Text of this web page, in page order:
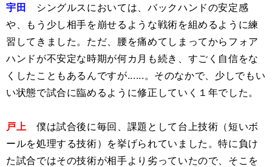
宇田 シングルスにおいては、バックハンドの安定感
や、もう少し相手を崩せるような戦術を組めるように練
習してきました。ただ、腰を痛めてしまってからフォア
ハンドが不安定な時期が何カ月も続き、すごく自信をな
くしたこともあるんですが......。そのなかで、少しでもい
い状態で試合に臨めるように修正していく１年でした。
戸上 僕は試合後に毎回、課題として台上技術（短いボ
ールを処理する技術）を挙げられていました。特に負け
た試合ではその技術が相手より劣っていたので、そこを